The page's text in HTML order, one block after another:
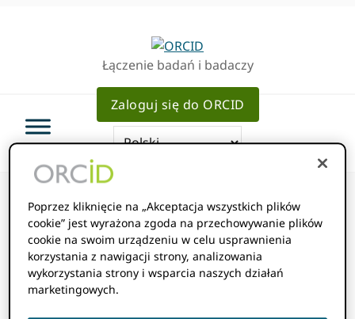
Łączenie badań i badaczy
Zaloguj się do ORCID
Jak
zarejestrować
Poprzez kliknięcie na „Akceptacja wszystkich plików
cookie” jest wyrażona zgoda na przechowywanie plików
cookie na swoim urządzeniu w celu usprawnienia
korzystania z nawigacji strony, analizowania
wykorzystania strony i wsparcia naszych działań
marketingowych.